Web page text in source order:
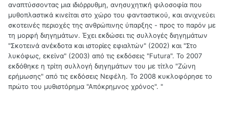
αναπτύσσοντας μια ιδιόρρυθμη, ανησυχητική φιλοσοφία που
μυθοπλαστικά κινείται στο χώρο του φανταστικού, και ανιχνεύει
σκοτεινές περιοχές της ανθρώπινης ύπαρξης - προς το παρόν με
τη μορφή διηγημάτων. Έχει εκδώσει τις συλλογές διηγημάτων
"Σκοτεινά ανέκδοτα και ιστορίες εφιαλτών" (2002) και "Στο
λυκόφως, εκείνα" (2003) από τις εκδόσεις "Futura". Το 2007
εκδόθηκε η τρίτη συλλογή διηγημάτων του με τίτλο "Ζώνη
ερήμωσης" από τις εκδόσεις Νεφέλη. Το 2008 κυκλοφόρησε το
πρώτο του μυθιστόρημα "Απόκρημνος χρόνος". "